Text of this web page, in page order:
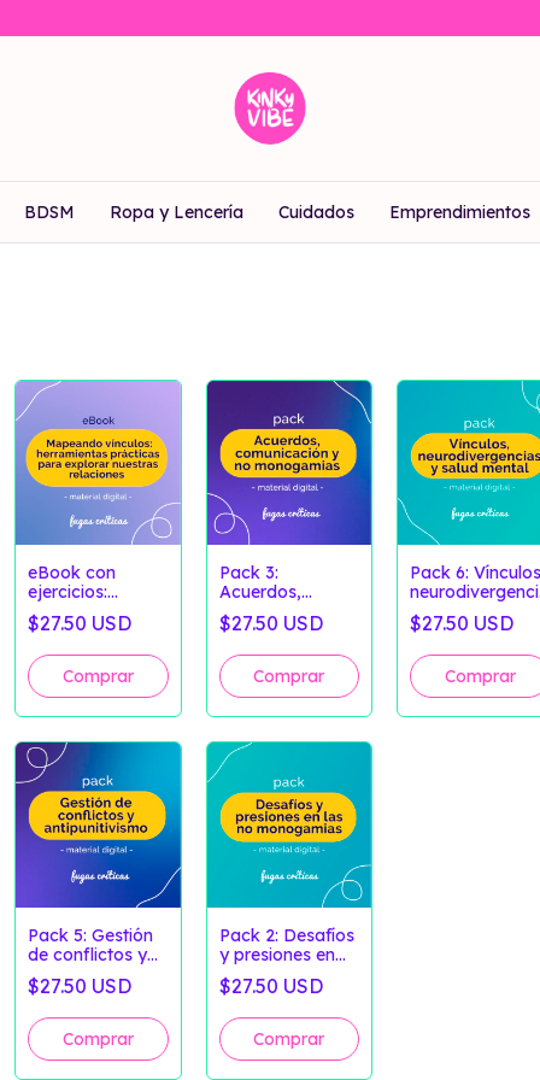
BDSM Ropa y Lencería Cuidados Emprendimientos
eBook con
ejercicios:
Mapeando
vínculos:
herramientas
prácticas para
explorar
Fugas Críticas
$27.50 USD
Pack 3:
Acuerdos,
comunicación y
no monogamias
- Fugas Críticas
$27.50 USD
Pack 6:
y salud mental -
Fugas Críticas
$27.50 USD
Pack 5: Gestión
de conflictos y
antipunitivismo -
Fugas Críticas
$27.50 USD
Pack 2: Desafíos
y presiones en
las no
monogamias -
Fugas Críticas
$27.50 USD